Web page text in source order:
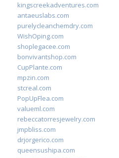
kingscreekadventures.com
antaeuslabs.com
purelycleanchemdry.com
WishOping.com
shoplegacee.com
bonvivantshop.com
CupPlante.com
mpzin.com
stcreal.com
PopUpFlea.com
valueml.com
rebeccatorresjewelry.com
jmpbliss.com
drjorgerico.com
queensushipa.com